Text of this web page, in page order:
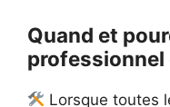
Quand et
professionnel
Lorsque toutes